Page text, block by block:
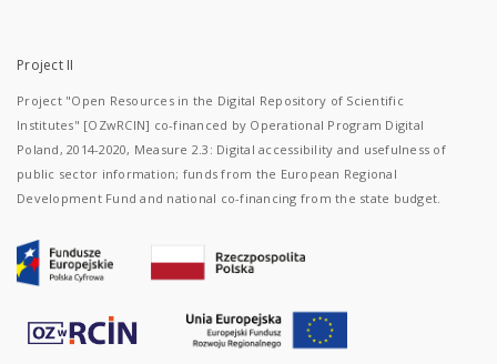
Project II
Project "Open Resources in the Digital Repository of Scientific
Institutes" [OZwRCIN] co-financed by Operational Program Digital
Poland, 2014-2020, Measure 2.3: Digital accessibility and usefulness of
public sector information; funds from the European Regional
Development Fund and national co-financing from the state budget.